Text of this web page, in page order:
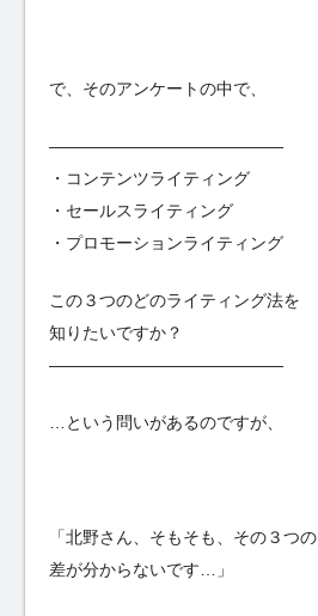
で、そのアンケートの中で、
——————————————
・コンテンツライティング
・セールスライティング
・プロモーションライティング
この３つのどのライティング法を
知りたいですか？
——————————————
…という問いがあるのですが、
「北野さん、そもそも、その３つの
差が分からないです…」